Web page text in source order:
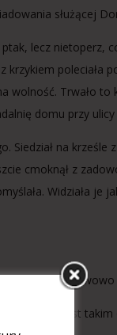
służącej
ptak, lecz nietoperz,
poleciała
wolność. Trwało
domu przy
Siedział na krześle
cmoknął z
Widziała je
– palcem nerwowo
jeżeli jest